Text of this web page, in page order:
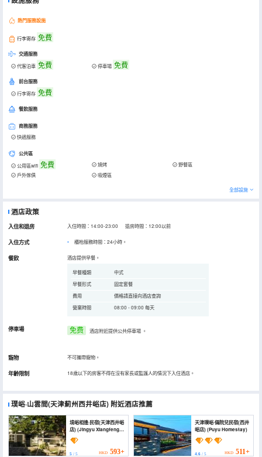
熱門服務設施
行李寄存 免費
交通服務
代客泊車 免費 停車場 免費
前台服務
行李寄存 免費
餐飲服務
商務服務
快遞服務
公共區
公用區wifi 免費 燒烤
野餐區
戶外傢俱
吸煙區
全部設施
酒店政策
入住和退房 入住時間：14:00-23:00 退房時間：12:00以前
入住方式 櫃枱服務時間：24小時。
餐飲 酒店提供早餐。
早餐種類
中式
早餐形式
固定套餐
費用
價格請直接向酒店查詢
營業時間
08:00 - 09:00 每天
停車場 免费 酒店附近提供公共停車場 。
寵物 不可攜帶寵物。
年齡限制 18歲以下的房客不得在沒有家長或監護人的情況下入住酒店。
璞峪·山雲間(天津薊州西井峪店) 附近酒店推薦
境峪相逢·民宿(天津西井峪
店) (Jingyu Xiangfeng ·
Homestay (Tianjin
Xijingyu))
5 / 5 HKD 593+
天津璞峪·倆院兒民宿(西井
峪店) (Puyu Homestay)
4.6/ 5 HKD 511+